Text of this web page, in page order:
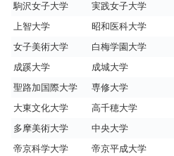
駒沢女子大学
実践女子大学
上智大学
昭和医科大学
女子美術大学
白梅学園大学
成蹊大学
成城大学
聖路加国際大学
専修大学
大東文化大学
高千穂大学
多摩美術大学
中央大学
帝京科学大学
帝京平成大学